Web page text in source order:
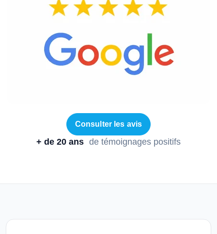
Consulter les avis
+ de 20 ans de témoignages positifs